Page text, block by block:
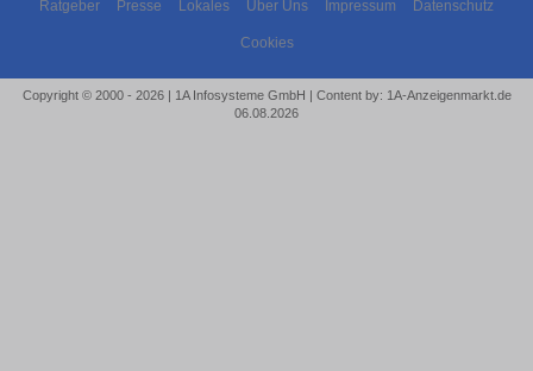
Ratgeber Presse Lokales Über Uns Impressum Datenschutz
Cookies
Copyright © 2000 - 2026 | 1A Infosysteme GmbH | Content by: 1A-Anzeigenmarkt.de
06.08.2026